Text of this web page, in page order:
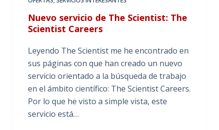
Nuevo servicio de The Scientist: The
Scientist Careers
Leyendo The Scientist me he encontrado en
sus páginas con que han creado un nuevo
servicio orientado a la búsqueda de trabajo
en el ámbito científico: The Scientist Careers.
Por lo que he visto a simple vista, este
servicio está…